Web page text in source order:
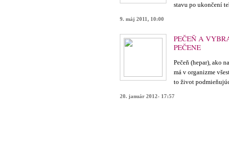
stavu po ukončení
9. máj 2011, 10:00
PEČEŇ A
PEČENE
Pečeň (hepar), ako
má v organizme
to život
20. január 2012- 17:57